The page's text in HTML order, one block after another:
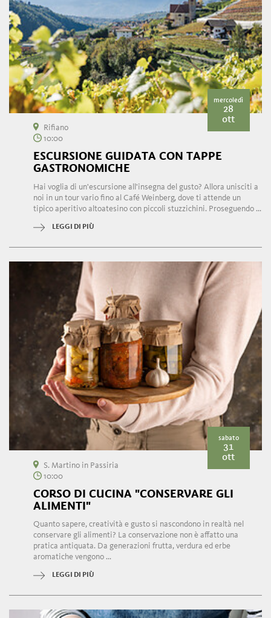
mercoledì
28
ott
Rifiano
10:00
ESCURSIONE GUIDATA CON TAPPE
GASTRONOMICHE
Hai voglia di un'escursione all'insegna del gusto? Allora unisciti a
noi in un tour vario fino al Café Weinberg, dove ti attende un
tipico aperitivo altoatesino con piccoli stuzzichini. Proseguendo ...
LEGGI DI PIÙ
sabato
31
ott
S. Martino in Passiria
10:00
CORSO DI CUCINA "CONSERVARE GLI
ALIMENTI"
Quanto sapere, creatività e gusto si nascondono in realtà nel
conservare gli alimenti? La conservazione non è affatto una
pratica antiquata. Da generazioni frutta, verdura ed erbe
aromatiche vengono ...
LEGGI DI PIÙ